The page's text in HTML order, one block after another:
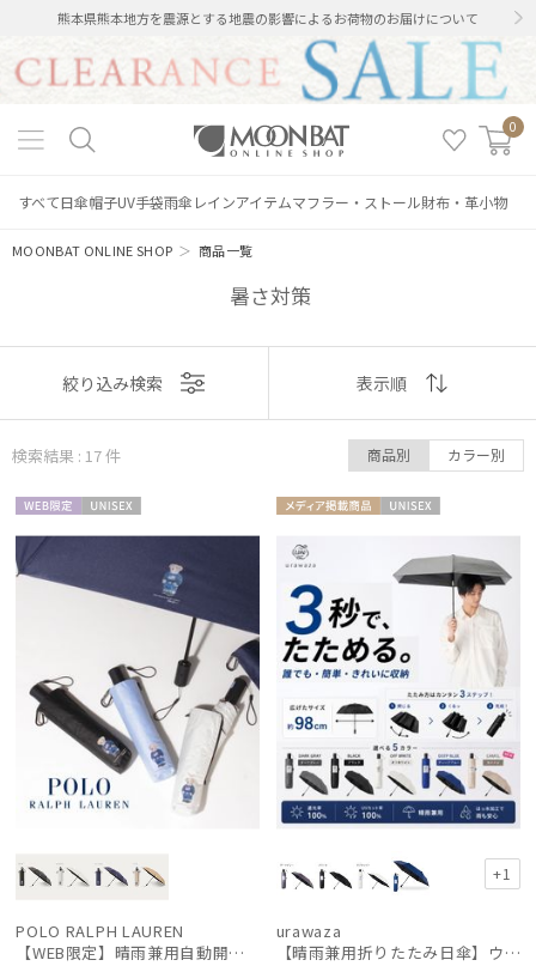
熊本県熊本地方を震源とする地震の影響によるお荷物のお届けについて
0
すべて日傘帽子UV手袋雨傘 レインアイテムマフラー・ストール財布・革小物
MOONBAT ONLINE SHOP ＞商品一覧
暑さ対策
表示
おすすめ
価格の高い
人気順
売上点数順
お気に入り
絞り込み検索 表示順
検索結果 : 17件 商品別 カラー別
定
POLO RALPH LAUREN
【WEB限定】晴雨兼用自動開閉日傘 ポロ ラルフ ローレン（POLO RALPH LAUREN）ベア 遮光100 UV100 ワンタッチ開閉
載商品
+1
urawaza
【晴雨兼用折りたたみ日傘】ウラワザ（urawaza）無地 55㎝ 晴雨兼用 遮光100% UV100% 自動開閉 ワンタッチ